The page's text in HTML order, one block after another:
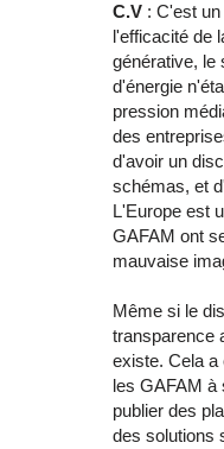
C.V : C'est
l'efficacité de
générative, le
d'énergie
pression
des
d'avoir un
schémas, et
L'Europe est
GAFAM ont
mauvaise
Même si le
transparence
existe. Cela a
les GAFAM à
publier des
des solutions